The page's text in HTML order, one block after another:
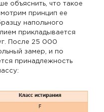
объяснить, что такое
принцип ее
напольного
прикладывается
После 25 000
замер, и по
принадлежность